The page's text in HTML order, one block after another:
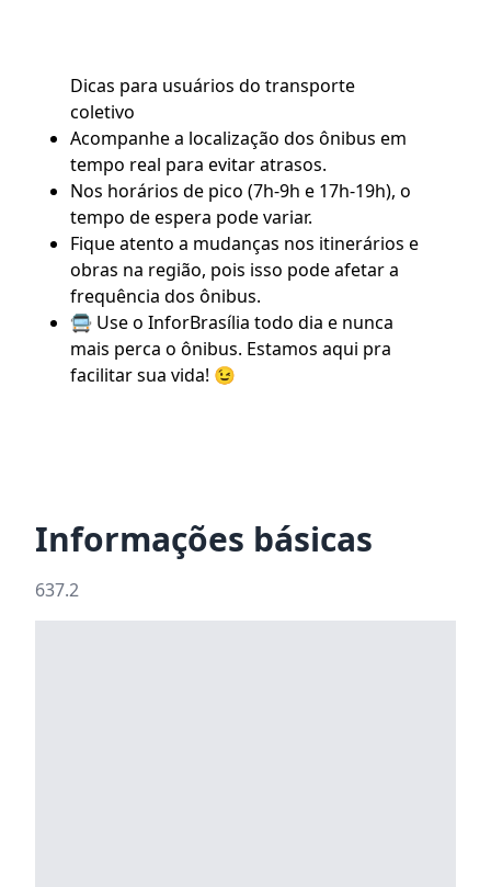
Dicas para usuários do transporte
coletivo
Acompanhe a localização dos ônibus em
tempo real para evitar atrasos.
Nos horários de pico (7h-9h e 17h-19h), o
tempo de espera pode variar.
Fique atento a mudanças nos itinerários e
obras na região, pois isso pode afetar a
frequência dos ônibus.
🚍 Use o InforBrasília todo dia e nunca
mais perca o ônibus. Estamos aqui pra
facilitar sua vida! 😉
Informações básicas
637.2